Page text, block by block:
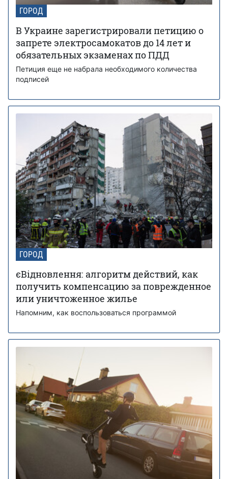
ГОРОД
В Украине зарегистрировали петицию о
запрете электросамокатов до 14 лет и
обязательных экзаменах по ПДД
Петиция еще не набрала необходимого количества
подписей
ГОРОД
єВідновлення: алгоритм действий, как
получить компенсацию за поврежденное
или уничтоженное жилье
Напомним, как воспользоваться программой